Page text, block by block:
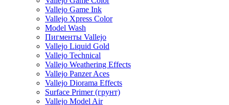
Vallejo Game Ink
Vallejo Xpress Color
Model Wash
Пигменты Vallejo
Vallejo Liquid Gold
Vallejo Technical
Vallejo Weathering Effects
Vallejo Panzer Aces
Vallejo Diorama Effects
Surface Primer (грунт)
Vallejo Model Air